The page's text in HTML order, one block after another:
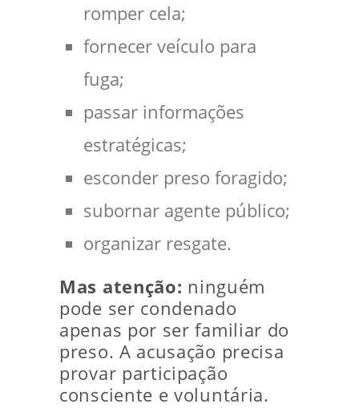
romper cela;
fornecer veículo para
fuga;
passar informações
estratégicas;
esconder preso foragido;
subornar agente público;
organizar resgate.
Mas atenção: ninguém
pode ser condenado
apenas por ser familiar do
preso. A acusação precisa
provar participação
consciente e voluntária.